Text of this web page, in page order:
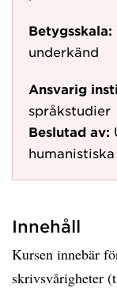
Betygsskala:
underkänd
Ansvarig
språkstudier
Beslutad av:
Innehåll
Kursen innebär
skrivsvårigheter